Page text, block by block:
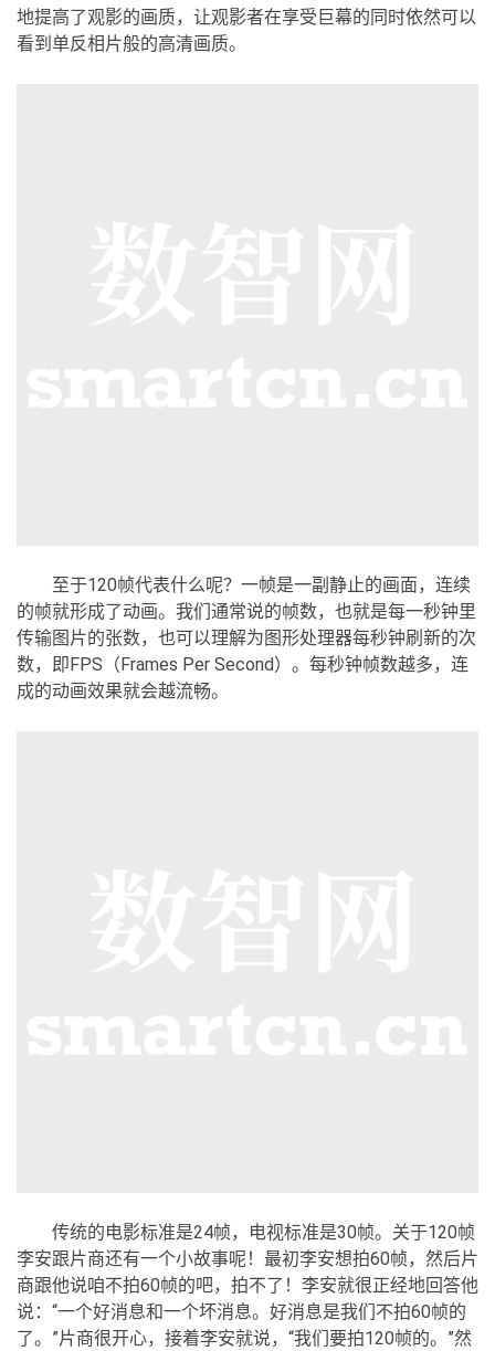
地提高了观影的画质，让观影者在享受巨幕的同时依然可以
看到单反相片般的高清画质。
至于120帧代表什么呢？一帧是一副静止的画面，连续
的帧就形成了动画。我们通常说的帧数，也就是每一秒钟里
传输图片的张数，也可以理解为图形处理器每秒钟刷新的次
数，即FPS（Frames Per Second）。每秒钟帧数越多，连
成的动画效果就会越流畅。
传统的电影标准是24帧，电视标准是30帧。关于120帧
李安跟片商还有一个小故事呢！最初李安想拍60帧，然后片
商跟他说咱不拍60帧的吧，拍不了！李安就很正经地回答他
说：“一个好消息和一个坏消息。好消息是我们不拍60帧的
了。”片商很开心，接着李安就说，“我们要拍120帧的。”然